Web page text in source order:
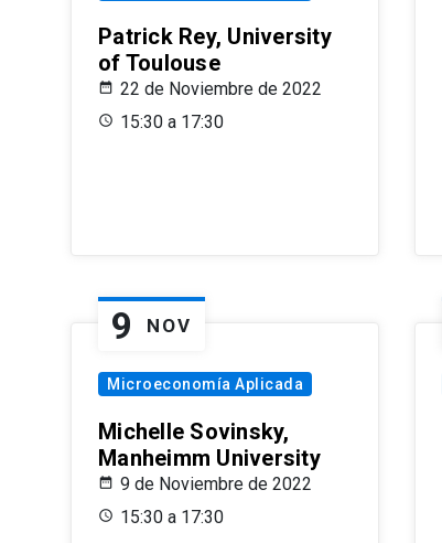
Patrick Rey, University
of Toulouse
22 de Noviembre de 2022
15:30 a 17:30
9 NOV
Microeconomía Aplicada
Michelle Sovinsky,
Manheimm University
9 de Noviembre de 2022
15:30 a 17:30